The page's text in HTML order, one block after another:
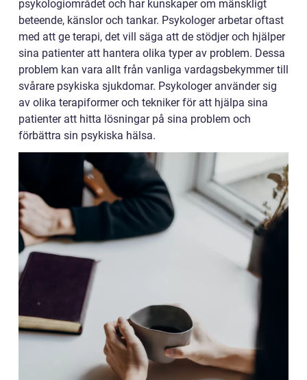
psykologiområdet och har kunskaper om mänskligt
beteende, känslor och tankar. Psykologer arbetar oftast
med att ge terapi, det vill säga att de stödjer och hjälper
sina patienter att hantera olika typer av problem. Dessa
problem kan vara allt från vanliga vardagsbekymmer till
svårare psykiska sjukdomar. Psykologer använder sig
av olika terapiformer och tekniker för att hjälpa sina
patienter att hitta lösningar på sina problem och
förbättra sin psykiska hälsa.